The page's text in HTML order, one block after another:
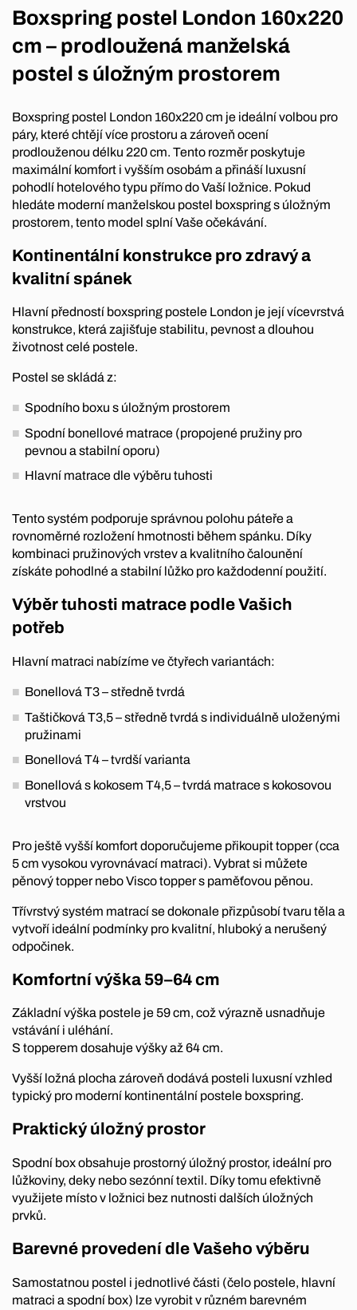
Boxspring postel London 160x220
cm – prodloužená manželská
postel s úložným prostorem
Boxspring postel London 160x220 cm je ideální volbou pro
páry, které chtějí více prostoru a zároveň ocení
prodlouženou délku 220 cm. Tento rozměr poskytuje
maximální komfort i vyšším osobám a přináší luxusní
pohodlí hotelového typu přímo do Vaší ložnice. Pokud
hledáte moderní manželskou postel boxspring s úložným
prostorem, tento model splní Vaše očekávání.
Kontinentální konstrukce pro zdravý a
kvalitní spánek
Hlavní předností boxspring postele London je její vícevrstvá
konstrukce, která zajišťuje stabilitu, pevnost a dlouhou
životnost celé postele.
Postel se skládá z:
Spodního boxu s úložným prostorem
Spodní bonellové matrace (propojené pružiny pro
pevnou a stabilní oporu)
Hlavní matrace dle výběru tuhosti
Tento systém podporuje správnou polohu páteře a
rovnoměrné rozložení hmotnosti během spánku. Díky
kombinaci pružinových vrstev a kvalitního čalounění
získáte pohodlné a stabilní lůžko pro každodenní použití.
Výběr tuhosti matrace podle Vašich
potřeb
Hlavní matraci nabízíme ve čtyřech variantách:
Bonellová T3 – středně tvrdá
Taštičková T3,5 – středně tvrdá s individuálně uloženými
pružinami
Bonellová T4 – tvrdší varianta
Bonellová s kokosem T4,5 – tvrdá matrace s kokosovou
vrstvou
Pro ještě vyšší komfort doporučujeme přikoupit topper (cca
5 cm vysokou vyrovnávací matraci). Vybrat si můžete
pěnový topper nebo Visco topper s paměťovou pěnou.
Třívrstvý systém matrací se dokonale přizpůsobí tvaru těla a
vytvoří ideální podmínky pro kvalitní, hluboký a nerušený
odpočinek.
Komfortní výška 59–64 cm
Základní výška postele je 59 cm, což výrazně usnadňuje
vstávání i uléhání.
S topperem dosahuje výšky až 64 cm.
Vyšší ložná plocha zároveň dodává posteli luxusní vzhled
typický pro moderní kontinentální postele boxspring.
Praktický úložný prostor
Spodní box obsahuje prostorný úložný prostor, ideální pro
lůžkoviny, deky nebo sezónní textil. Díky tomu efektivně
využijete místo v ložnici bez nutnosti dalších úložných
prvků.
Barevné provedení dle Vašeho výběru
Samostatnou postel i jednotlivé části (čelo postele, hlavní
matraci a spodní box) lze vyrobit v různém barevném